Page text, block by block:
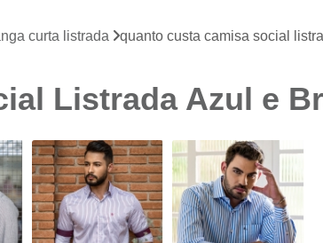
Camisa Masculina
Camisa Masculina
Camisa Branca Plus Size
Camisa Jeans
Camisa Social Branca Plus Size
Camisa Social Plus Size
Camisa Xadrez Masculina Plus Size
curta listrada quanto custa camisa social
Listrada Azul e